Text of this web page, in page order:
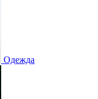
Одежда